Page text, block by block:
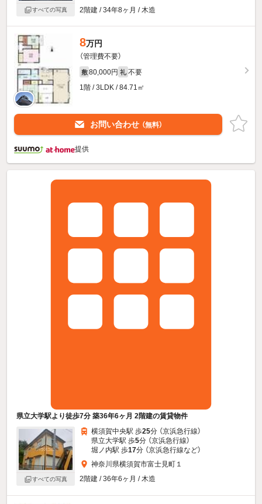
すべての写真
2階建 / 34年8ヶ月 / 木造
8万円
（管理費不要）
敷 80,000円 礼 不要
1階 / 3LDK / 84.71㎡
お問い合わせ （無料）
提供
県立大学駅より徒歩7分 築36年6ヶ月 2階建の賃貸物件
すべての写真
横須賀中央駅 歩25分 （京浜急行線）
県立大学駅 歩5分 （京浜急行線）
堀ノ内駅 歩17分 （京浜急行線など）
神奈川県横須賀市富士見町１
2階建 / 36年6ヶ月 / 木造